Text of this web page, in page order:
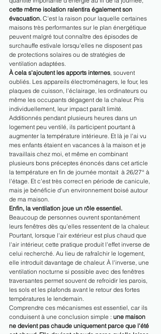
cette même isolation ralentira également son
évacuation. C'est la raison pour laquelle certaines
maisons très performantes sur le plan énergétique
peuvent malgré tout connaître des épisodes de
surchauffe estivale lorsqu'elles ne disposent pas
de protections solaires ou de stratégies de
ventilation adaptées.
À cela s'ajoutent les apports internes, souvent
oubliés. Les appareils électroménagers, le four, les
plaques de cuisson, l'éclairage, les ordinateurs ou
même les occupants dégagent de la chaleur. Pris
individuellement, leur impact paraît limité.
Additionnés pendant plusieurs heures dans un
logement peu ventilé, ils participent pourtant à
augmenter la température intérieure. Et là je l'ai vu
mes enfants étaient en vacances à la maison et je
travaillais chez moi, et même en combinant
plusieurs bons préceptes énoncés dans cet article
la température en fin de journée montait  à 26/27° à
l'étage. Et c'est très correct en période de canicule,
mais je bénéficie d'un environnement boisé autour
de ma maison.
Enfin, la ventilation joue un rôle essentiel.
Beaucoup de personnes ouvrent spontanément
leurs fenêtres dès qu'elles ressentent de la chaleur.
Pourtant, lorsque l'air extérieur est plus chaud que
l'air intérieur, cette pratique produit l'effet inverse de
celui recherché. Au lieu de rafraîchir le logement,
elle introduit davantage de chaleur. À l'inverse, une
ventilation nocturne si possible avec des fenêtres
traversantes permet souvent de refroidir les parois,
les sols et les plafonds avant le retour des fortes
températures le lendemain.
Comprendre ces mécanismes est essentiel, car ils
conduisent à une conclusion simple : une maison
ne devient pas chaude uniquement parce que l'été